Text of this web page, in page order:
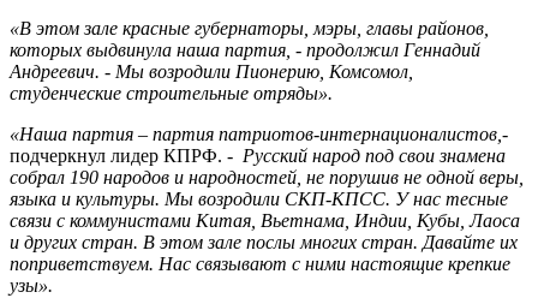
«В этом зале красные губернаторы, мэры, главы районов,
которых выдвинула наша партия, - продолжил Геннадий
Андреевич. - Мы возродили Пионерию, Комсомол,
студенческие строительные отряды».
«Наша партия – партия патриотов-интернационалистов,-
подчеркнул лидер КПРФ. - Русский народ под свои знамена
собрал 190 народов и народностей, не порушив не одной веры,
языка и культуры. Мы возродили СКП-КПСС. У нас тесные
связи с коммунистами Китая, Вьетнама, Индии, Кубы, Лаоса
и других стран. В этом зале послы многих стран. Давайте их
поприветствуем. Нас связывают с ними настоящие крепкие
узы».